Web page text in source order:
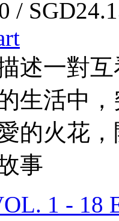
/
述一對
生活中
的火花
事
1 - 18